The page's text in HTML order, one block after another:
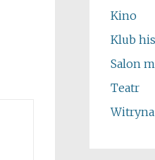
Kino
Klub
Salon
Teatr